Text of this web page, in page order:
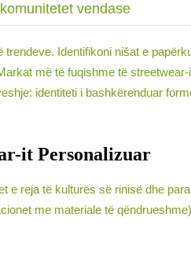
vendase
Identifikoni nišat e
më të fuqishme të streetwear-
identiteti i bashkërenduar
it Personalizuar
e reja të kulturës së rinisë dhe
me materiale të